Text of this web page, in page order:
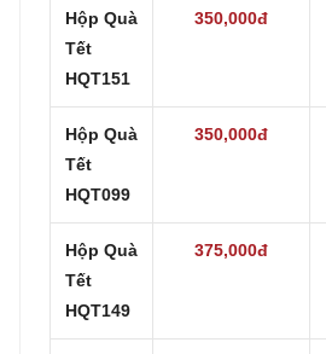
Hộp Quà
Tết
HQT151
350,000đ
Hộp Quà
Tết
HQT099
350,000đ
Hộp Quà
Tết
HQT149
375,000đ